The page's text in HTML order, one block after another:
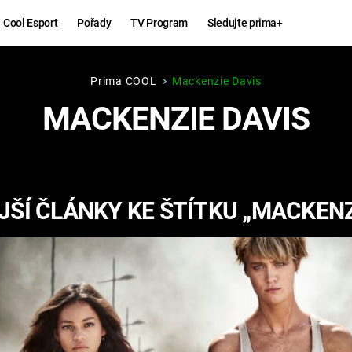
Cool Esport Pořady TV Program Sledujte prima+
Hry
KINGDOM
COME:
DELIVERANCE
ESPORT
Zábava
CHUCK
NORRIS
Prima COOL Mackenzie Davis
MACKENZIE DAVIS
ČLÁNKY KE ŠTÍTKU